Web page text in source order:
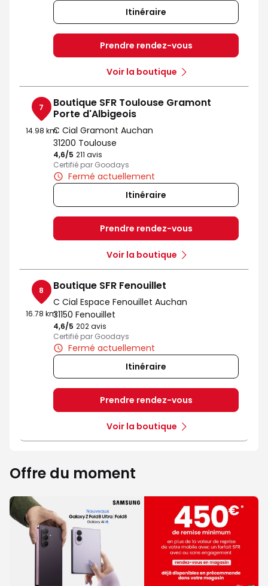
Itinéraire
Prendre rendez-vous
Voir la boutique
7
14.98 km
Boutique SFR Toulouse Gramont
Porte d'Albigeois
C Cial Gramont Auchan
31200 Toulouse
4,6/5 Note de 4.6 sur 5
211 avis
Certifié par Goodays
Fermé actuellement
Itinéraire
Prendre rendez-vous
Voir la boutique
8
16.78 km
Boutique SFR Fenouillet
C Cial Espace Fenouillet Auchan
31150 Fenouillet
4,6/5 Note de 4.6 sur 5
202 avis
Certifié par Goodays
Fermé actuellement
Itinéraire
Prendre rendez-vous
Voir la boutique
Offre du moment